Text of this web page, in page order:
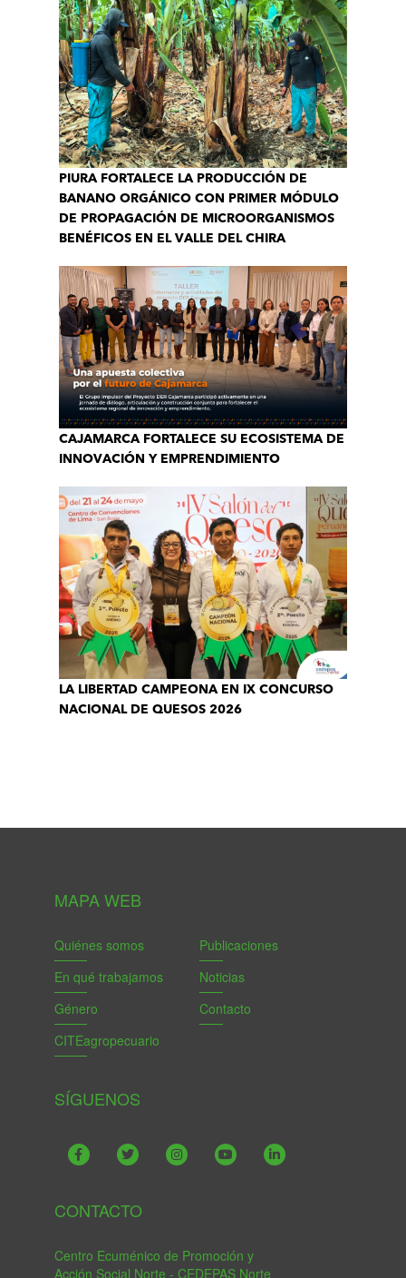
PIURA FORTALECE LA PRODUCCIÓN DE
BANANO ORGÁNICO CON PRIMER MÓDULO
DE PROPAGACIÓN DE MICROORGANISMOS
BENÉFICOS EN EL VALLE DEL CHIRA
CAJAMARCA FORTALECE SU ECOSISTEMA DE
INNOVACIÓN Y EMPRENDIMIENTO
LA LIBERTAD CAMPEONA EN IX CONCURSO
NACIONAL DE QUESOS 2026
MAPA WEB
Quiénes somos
En qué trabajamos
Género
CITEagropecuario
Publicaciones
Noticias
Contacto
SÍGUENOS
CONTACTO
Centro Ecuménico de Promoción y
Acción Social Norte - CEDEPAS Norte